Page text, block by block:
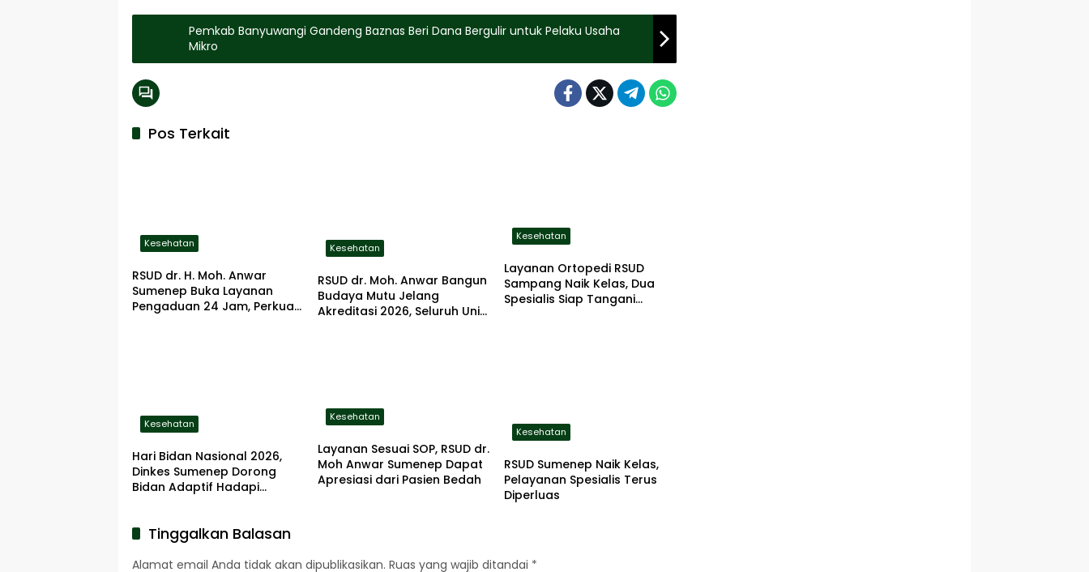
Pemkab Banyuwangi Gandeng Baznas Beri Dana Bergulir untuk Pelaku Usaha
Mikro
Pos Terkait
Kesehatan
RSUD dr. H. Moh. Anwar
Sumenep Buka Layanan
Pengaduan 24 Jam, Perkuat
Kesehatan
RSUD dr. Moh. Anwar Bangun
Budaya Mutu Jelang
Akreditasi 2026, Seluruh Unit
Kesehatan
Layanan Ortopedi RSUD
Sampang Naik Kelas, Dua
Spesialis Siap Tangani
Kesehatan
Hari Bidan Nasional 2026,
Dinkes Sumenep Dorong
Bidan Adaptif Hadapi
Kesehatan
Layanan Sesuai SOP, RSUD dr.
Moh Anwar Sumenep Dapat
Apresiasi dari Pasien Bedah
Kesehatan
RSUD Sumenep Naik Kelas,
Pelayanan Spesialis Terus
Diperluas
Tinggalkan Balasan
Alamat email Anda tidak akan dipublikasikan. Ruas yang wajib ditandai *